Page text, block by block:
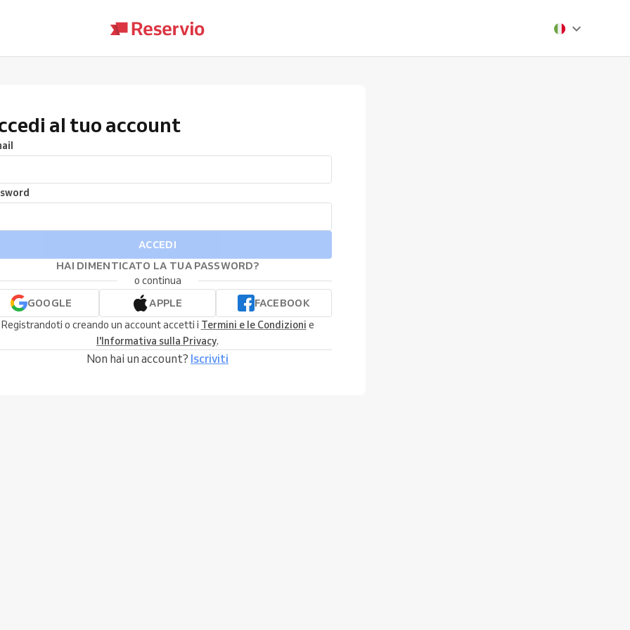
al tuo account
ACCEDI
HAI DIMENTICATO LA TUA PASSWORD?
o continua
GOOGLE
APPLE
FACEBOOK
Registrandoti o creando un account accetti i Termini e le Condizioni e
l'Informativa sulla Privacy.
Non hai un account? Iscriviti